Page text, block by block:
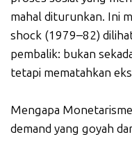
mahal diturunkan. Ini
shock (1979–82)
pembalik: bukan
tetapi mematahkan
Mengapa
demand yang goyah